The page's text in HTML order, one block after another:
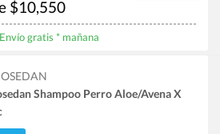
$10,550
Envío gratis * mañana
Shampoo Perro Aloe/Avena X